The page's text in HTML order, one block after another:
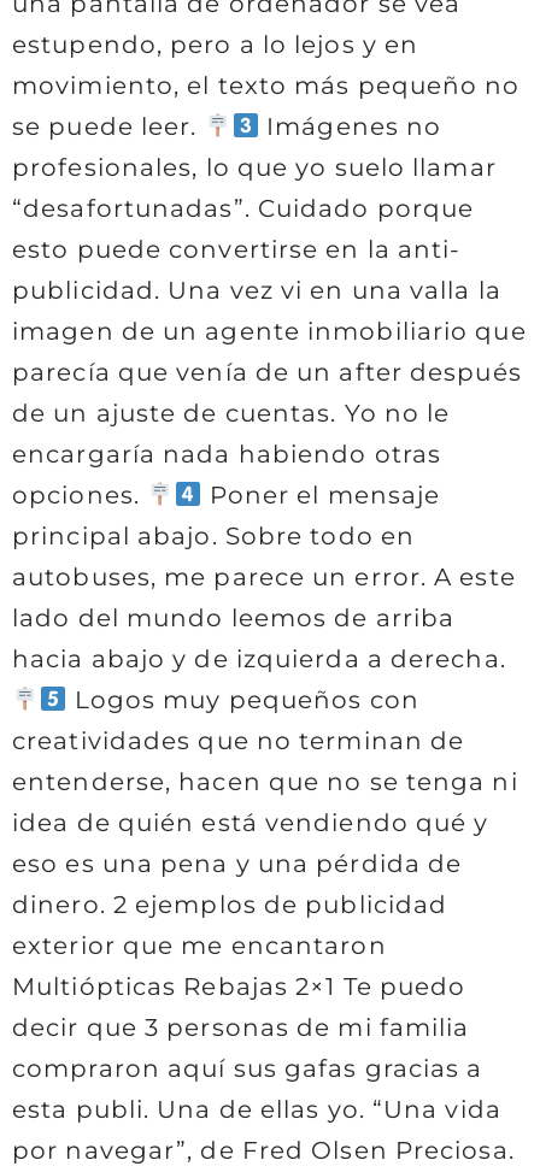
estupendo, pero a lo lejos y en
movimiento, el texto más pequeño no
se puede leer.
Imágenes no
profesionales, lo que yo suelo llamar
“desafortunadas”. Cuidado porque
esto puede convertirse en la anti-
publicidad. Una vez vi en una valla la
imagen de un agente inmobiliario que
parecía que venía de un after después
de un ajuste de cuentas. Yo no le
encargaría nada habiendo otras
opciones.
Poner el mensaje
principal abajo. Sobre todo en
autobuses, me parece un error. A este
lado del mundo leemos de arriba
hacia abajo y de izquierda a derecha.
Logos muy pequeños con
creatividades que no terminan de
entenderse, hacen que no se tenga ni
idea de quién está vendiendo qué y
eso es una pena y una pérdida de
dinero. 2 ejemplos de publicidad
exterior que me encantaron
Multiópticas Rebajas 2×1 Te puedo
decir que 3 personas de mi familia
compraron aquí sus gafas gracias a
esta publi. Una de ellas yo. “Una vida
por navegar”, de Fred Olsen Preciosa.